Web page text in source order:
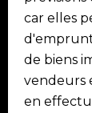
car elles
de biens
vendeurs
en